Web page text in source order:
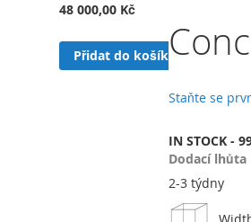
začátek
galerie
s
Staňte se
IN STOCK -
Dodací lhůta
2-3 týdny
48 000,00 Kč
Přidat do košíku